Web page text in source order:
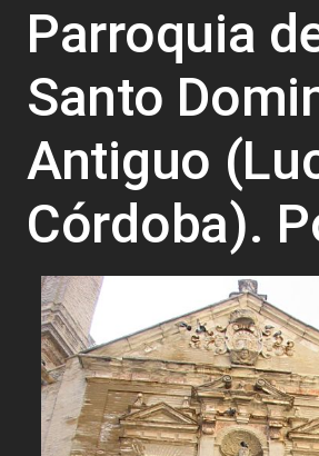
Parroquia
Santo
Antiguo
Córdoba).